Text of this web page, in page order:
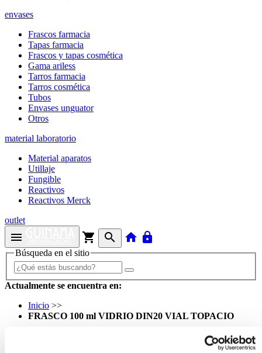
envases
Frascos farmacia
Tapas farmacia
Frascos y tapas cosmética
Gama ariless
Tarros farmacia
Tarros cosmética
Tubos
Envases unguator
Otros
material laboratorio
Material aparatos
Utillaje
Fungible
Reactivos
Reactivos Merck
outlet
menu shopping_cart search home lock
Búsqueda en el sitio
Actualmente se encuentra en:
Inicio >>
FRASCO 100 ml VIDRIO DIN20 VIAL TOPACIO